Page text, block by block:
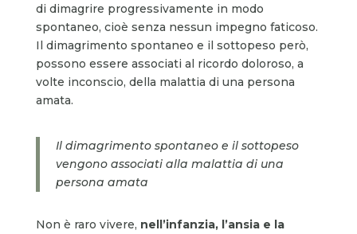
di dimagrire progressivamente in modo
spontaneo, cioè senza nessun impegno faticoso.
Il dimagrimento spontaneo e il sottopeso però,
possono essere associati al ricordo doloroso, a
volte inconscio, della malattia di una persona
amata.
Il dimagrimento spontaneo e il sottopeso
vengono associati alla malattia di una
persona amata
Non è raro vivere, nell’infanzia, l’ansia e la